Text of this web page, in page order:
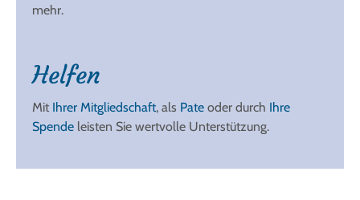
mehr.
Helfen
Mit Ihrer Mitgliedschaft, als Pate oder durch Ihre
Spende leisten Sie wertvolle Unterstützung.